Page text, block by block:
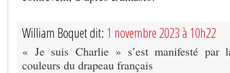
William Boquet dit: 1 novembre 2023 à 10h22
« Je suis Charlie » s’est manifesté par
couleurs du drapeau français